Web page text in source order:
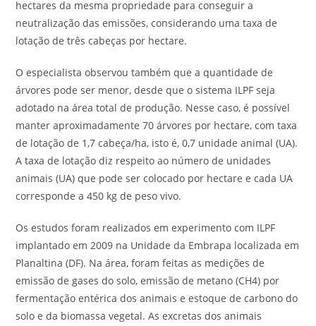
hectares da mesma propriedade para conseguir a
neutralização das emissões, considerando uma taxa de
lotação de três cabeças por hectare.
O especialista observou também que a quantidade de
árvores pode ser menor, desde que o sistema ILPF seja
adotado na área total de produção. Nesse caso, é possível
manter aproximadamente 70 árvores por hectare, com taxa
de lotação de 1,7 cabeça/ha, isto é, 0,7 unidade animal (UA).
A taxa de lotação diz respeito ao número de unidades
animais (UA) que pode ser colocado por hectare e cada UA
corresponde a 450 kg de peso vivo.
Os estudos foram realizados em experimento com ILPF
implantado em 2009 na Unidade da Embrapa localizada em
Planaltina (DF). Na área, foram feitas as medições de
emissão de gases do solo, emissão de metano (CH4) por
fermentação entérica dos animais e estoque de carbono do
solo e da biomassa vegetal. As excretas dos animais